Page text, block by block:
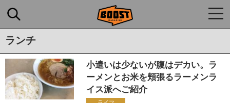
ランチ
小遣いは少ないが腹はデカい。ラ
ーメンとお米を頬張るラーメンラ
イス派へご紹介